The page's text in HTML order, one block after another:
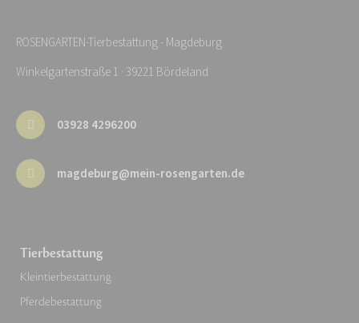
ROSENGARTEN-Tierbestattung - Magdeburg
Winkelgartenstraße 1 · 39221 Bördeland
03928 4296200
magdeburg@mein-rosengarten.de
Tierbestattung
Kleintierbestattung
Pferdebestattung